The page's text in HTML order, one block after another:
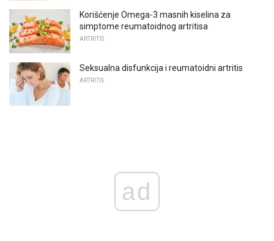
Korišćenje Omega-3 masnih kiselina za
simptome reumatoidnog artritisa
ARTRITIS
Seksualna disfunkcija i reumatoidni artritis
ARTRITIS
ad